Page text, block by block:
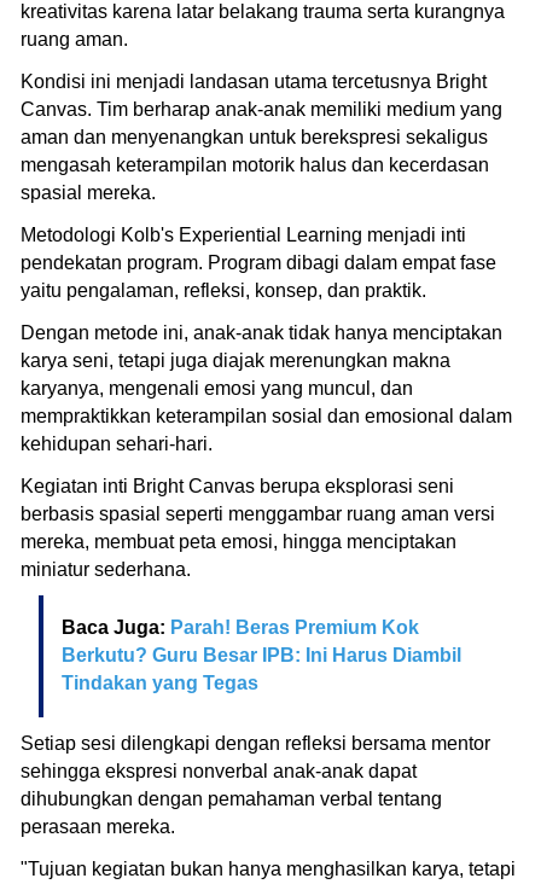
kreativitas karena latar belakang trauma serta kurangnya
ruang aman.
Kondisi ini menjadi landasan utama tercetusnya Bright
Canvas. Tim berharap anak-anak memiliki medium yang
aman dan menyenangkan untuk berekspresi sekaligus
mengasah keterampilan motorik halus dan kecerdasan
spasial mereka.
Metodologi Kolb's Experiential Learning menjadi inti
pendekatan program. Program dibagi dalam empat fase
yaitu pengalaman, refleksi, konsep, dan praktik.
Dengan metode ini, anak-anak tidak hanya menciptakan
karya seni, tetapi juga diajak merenungkan makna
karyanya, mengenali emosi yang muncul, dan
mempraktikkan keterampilan sosial dan emosional dalam
kehidupan sehari-hari.
Kegiatan inti Bright Canvas berupa eksplorasi seni
berbasis spasial seperti menggambar ruang aman versi
mereka, membuat peta emosi, hingga menciptakan
miniatur sederhana.
Baca Juga: Parah! Beras Premium Kok
Berkutu? Guru Besar IPB: Ini Harus Diambil
Tindakan yang Tegas
Setiap sesi dilengkapi dengan refleksi bersama mentor
sehingga ekspresi nonverbal anak-anak dapat
dihubungkan dengan pemahaman verbal tentang
perasaan mereka.
"Tujuan kegiatan bukan hanya menghasilkan karya, tetapi